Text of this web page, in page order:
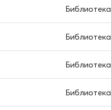
Библиотека
Библиотека
Библиотека
Библиотека